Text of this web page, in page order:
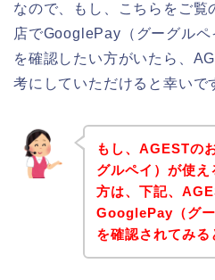
なので、もし、こちらをご
店でGooglePay（グーグル
を確認したい方がいたら、
考にしていただけると幸いで
もし、AGESTの
グルペイ）が使
方は、下記、
GooglePay（グ
を確認されてみる